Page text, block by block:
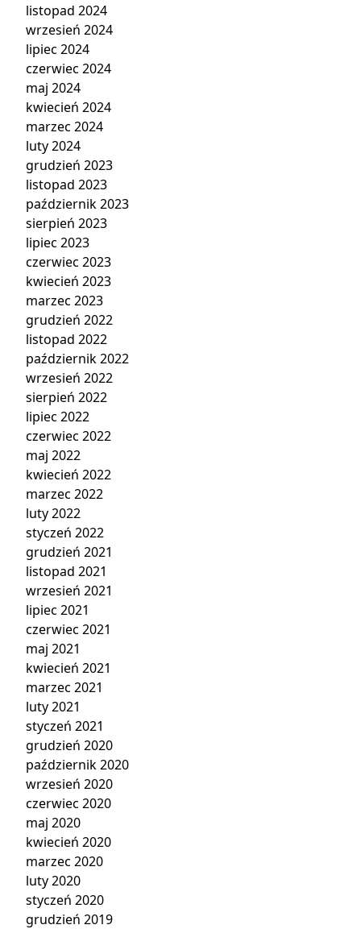
listopad 2024
wrzesień 2024
lipiec 2024
czerwiec 2024
maj 2024
kwiecień 2024
marzec 2024
luty 2024
grudzień 2023
listopad 2023
październik 2023
sierpień 2023
lipiec 2023
czerwiec 2023
kwiecień 2023
marzec 2023
grudzień 2022
listopad 2022
październik 2022
wrzesień 2022
sierpień 2022
lipiec 2022
czerwiec 2022
maj 2022
kwiecień 2022
marzec 2022
luty 2022
styczeń 2022
grudzień 2021
listopad 2021
wrzesień 2021
lipiec 2021
czerwiec 2021
maj 2021
kwiecień 2021
marzec 2021
luty 2021
styczeń 2021
grudzień 2020
październik 2020
wrzesień 2020
czerwiec 2020
maj 2020
kwiecień 2020
marzec 2020
luty 2020
styczeń 2020
grudzień 2019